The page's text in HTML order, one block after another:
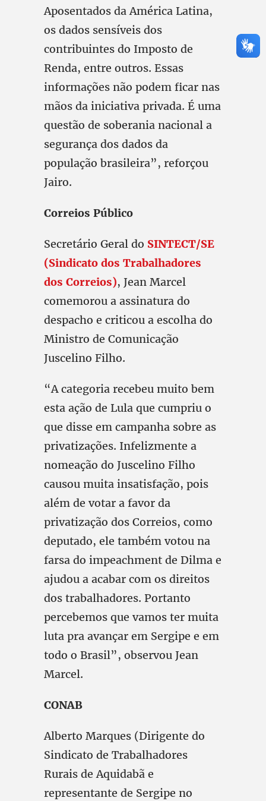
Aposentados da América Latina,
os dados sensíveis dos
contribuintes do Imposto de
Renda, entre outros. Essas
informações não podem ficar nas
mãos da iniciativa privada. É uma
questão de soberania nacional a
segurança dos dados da
população brasileira”, reforçou
Jairo.
Correios Público
Secretário Geral do SINTECT/SE
(Sindicato dos Trabalhadores
dos Correios), Jean Marcel
comemorou a assinatura do
despacho e criticou a escolha do
Ministro de Comunicação
Juscelino Filho.
“A categoria recebeu muito bem
esta ação de Lula que cumpriu o
que disse em campanha sobre as
privatizações. Infelizmente a
nomeação do Juscelino Filho
causou muita insatisfação, pois
além de votar a favor da
privatização dos Correios, como
deputado, ele também votou na
farsa do impeachment de Dilma e
ajudou a acabar com os direitos
dos trabalhadores. Portanto
percebemos que vamos ter muita
luta pra avançar em Sergipe e em
todo o Brasil”, observou Jean
Marcel.
CONAB
Alberto Marques (Dirigente do
Sindicato de Trabalhadores
Rurais de Aquidabã e
representante de Sergipe no